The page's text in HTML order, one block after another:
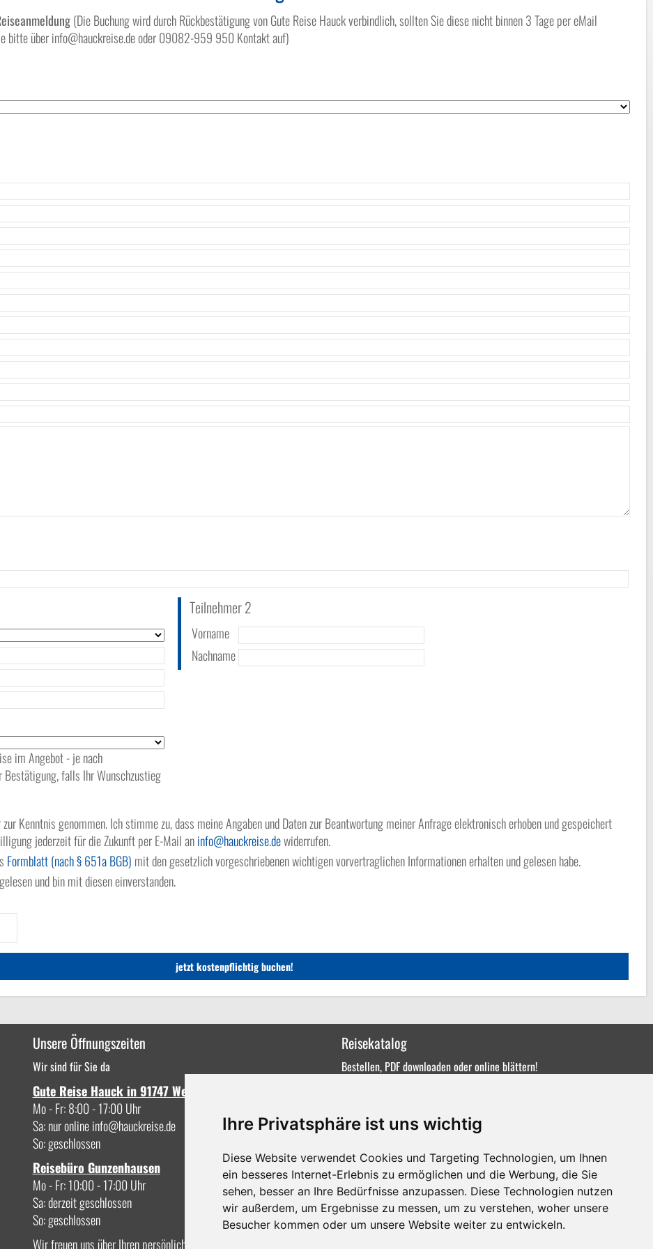
Ihre Privatsphäre ist uns wichtig
Diese Website verwendet Cookies und Targeting Technologien, um Ihnen
ein besseres Internet-Erlebnis zu ermöglichen und die Werbung, die Sie
sehen, besser an Ihre Bedürfnisse anzupassen. Diese Technologien nutzen
wir außerdem, um Ergebnisse zu messen, um zu verstehen, woher unsere
Besucher kommen oder um unsere Website weiter zu entwickeln.
(Die Buchung wird durch Rückbestätigung von Gute Reise Hauck verbindlich, sollten Sie diese nicht binnen 3 Tage per eMail
bitte über info@hauckreise.de oder 09082-959 950 Kontakt auf)
im Angebot - je nach
falls Ihr Wunschzustieg
Teilnehmer 2
Vorname
Nachname
zur Kenntnis genommen. Ich stimme zu, dass meine Angaben und Daten zur Beantwortung meiner Anfrage elektronisch erhoben und gespeichert
jederzeit für die Zukunft per E-Mail aninfo hauckreise.dewiderrufen.
Formblatt (nach § 651a BGB) mit den gesetzlich vorgeschriebenen wichtigen vorvertraglichen Informationen erhalten und gelesen habe.
gelesen und bin mit diesen einverstanden.
Unsere Öffnungszeiten
Wir sind für Sie da
Gute Reise Hauck in 91747 Westheim
Mo - Fr: 8:00 - 17:00 Uhr
Sa: nur onlineinfo hauckreise.de
So: geschlossen
Reisebüro Gunzenhausen
Mo - Fr: 10:00 - 17:00 Uhr
Sa: derzeit geschlossen
So: geschlossen
Wir freuen uns über Ihren persönlichen Besuch oder Anruf.
Reisekatalog
Bestellen, PDF downloaden oder online blättern!